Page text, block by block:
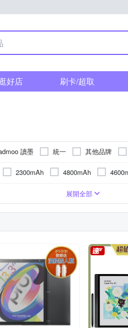
好店 刷卡/超取
讀墨 統一 其他品牌
2300mAh 4800mAh
2480 x 1860 (300ppi)
6.13吋紗窗專用
展開全部